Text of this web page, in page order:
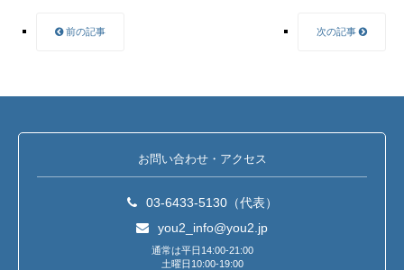
前の記事 次の記事
お問い合わせ・アクセス
03-6433-5130（代表）
you2_info@you2.jp
通常は平日14:00-21:00
土曜日10:00-19:00